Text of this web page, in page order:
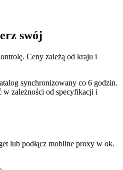
swój
Ceny zależą od kraju i
synchronizowany co 6 godzin.
zależności od specyfikacji i
lub podłącz mobilne proxy w ok.